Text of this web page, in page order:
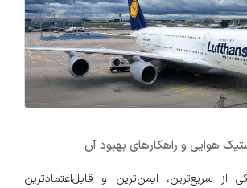
هوایی و راهکارهای بهبود آن
از سریع‌ترین، ایمن‌ترین و قابل‌اعتمادترین